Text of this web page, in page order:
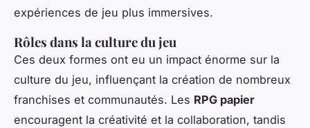
expériences de jeu plus immersives.
Rôles dans la culture du jeu
Ces deux formes ont eu un impact énorme sur la
culture du jeu, influençant la création de nombreux
franchises et communautés. Les RPG papier
encouragent la créativité et la collaboration, tandis